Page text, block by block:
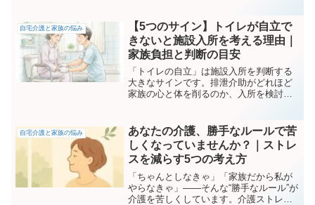
自宅介護と家族の悩み
【5つのサイン】トイレが自立で
きないと施設入所を考える理由｜
家族負担と判断の目安
「トイレの自立」は施設入所を判断する
大きなサインです。排泄介助がどれほど
家族の心と体を削るのか、入所を検討す
現場目線で解説します。
自宅介護と家族の悩み
あなたの介護、勝手なルールで苦
しくなっていませんか？｜ストレ
スを減らす5つの考え方
「ちゃんとしなきゃ」「家族だから私が
やらなきゃ」——そんな“勝手なルール”が
介護を苦しくしています。介護ストレス